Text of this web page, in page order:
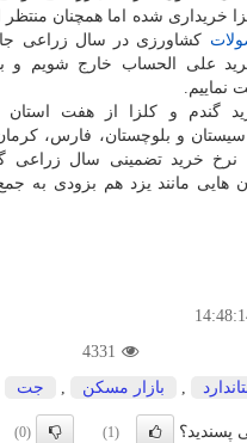
خریداری شده اما همچنان منتظر
كشاورزی در سال زراعی
خرید علی الحساب خارج شویم و
نماییم.
گندم و كلزا از هفت استان
و بلوچستان، فارس،
خرید تضمینی سال زراعی
هایی مانند یزد هم بزودی به
4331
بازار مسكن جت
پسندید؟ (1)
(0)